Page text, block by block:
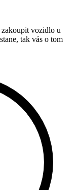
vozidlo u
tak vás o tom